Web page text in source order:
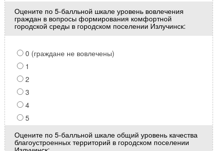
Оцените по 5-балльной шкале уровень вовлечения
граждан в вопросы формирования комфортной
городской среды в городском поселении Излучинск:
0 (граждане не вовлечены)
1
2
3
4
5
Оцените по 5-балльной шкале общий уровень качества
благоустроенных территорий в городском поселении